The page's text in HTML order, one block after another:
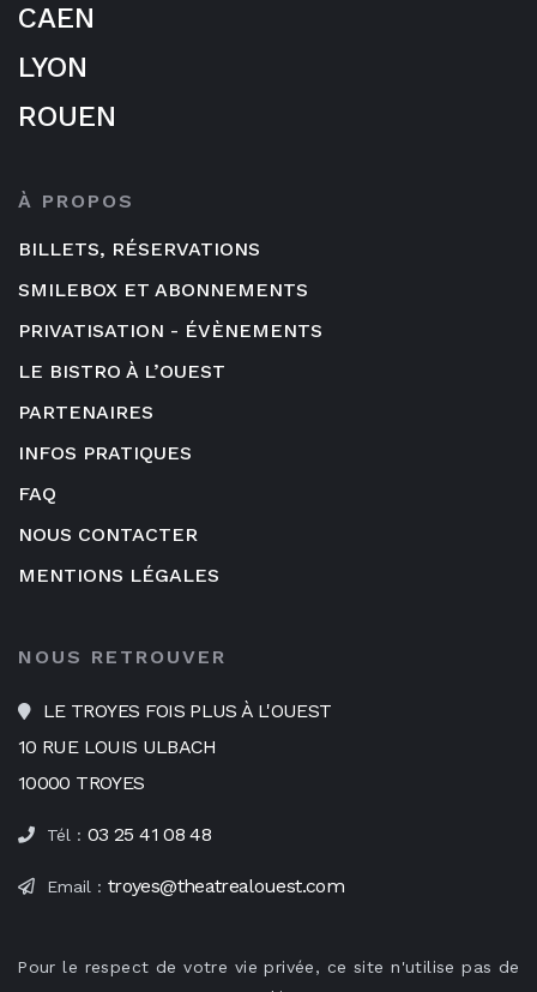
CAEN
LYON
ROUEN
À PROPOS
BILLETS, RÉSERVATIONS
SMILEBOX ET ABONNEMENTS
PRIVATISATION - ÉVÈNEMENTS
LE BISTRO À L’OUEST
PARTENAIRES
INFOS PRATIQUES
FAQ
NOUS CONTACTER
MENTIONS LÉGALES
NOUS RETROUVER
LE TROYES FOIS PLUS À L'OUEST
10 RUE LOUIS ULBACH
10000 TROYES
Tél : 03 25 41 08 48
Email : troyes@theatrealouest.com
Pour le respect de votre vie privée, ce site n'utilise pas de